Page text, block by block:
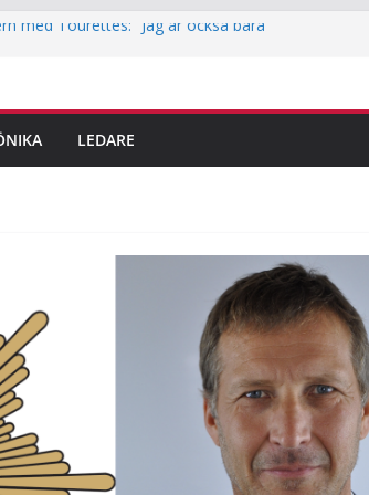
med Tourettes: “Jag är också bara
testar parkour
LEDARE